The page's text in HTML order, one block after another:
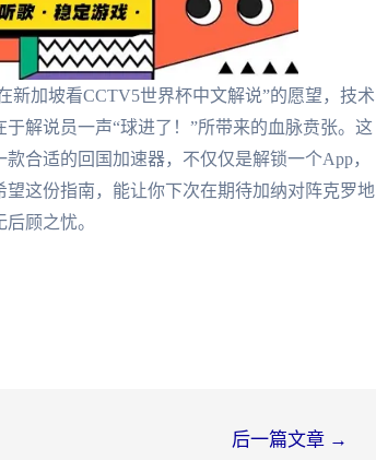
新加坡看CCTV5世界杯中文解说”的愿望，技术
解说员一声“球进了！”所带来的血脉贲张。这
合适的回国加速器，不仅仅是解锁一个App，
这份指南，能让你下次在期待加纳对阵克罗地
顾之忧。
后一篇文章 →